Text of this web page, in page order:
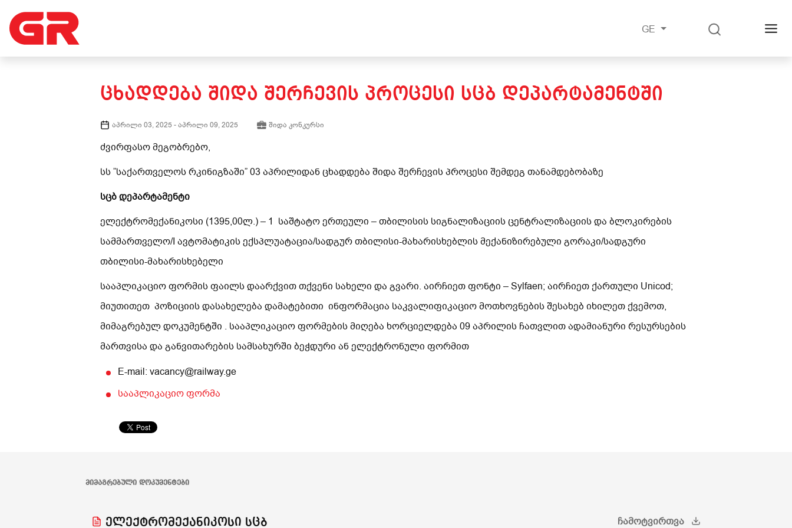
GE
ᲪᲮᲐᲓᲓᲔᲑᲐ ᲨᲘᲓᲐ ᲨᲔᲠᲩᲔᲕᲘᲡ ᲞᲠᲝᲪᲔᲡᲘ ᲡᲪᲑ ᲓᲔᲞᲐᲠᲢᲐᲛᲔᲜᲢᲨᲘ
აპრილი 03, 2025 -აპრილი 09, 2025 შიდა კონკურსი
ძვირფასო მეგობრებო,
სს ”საქართველოს რკინიგზაში” 03 აპრილიდან ცხადდება შიდა შერჩევის პროცესი შემდეგ თანამდებობაზე
სცბ დეპარტამენტი
ელექტრომექანიკოსი (1395,00ლ.) – 1 საშტატო ერთეული – თბილისის სიგნალიზაციის ცენტრალიზაციის და ბლოკირების
სამმართველო/I ავტომატიკის ექსპლუატაცია/სადგურ თბილისი-მახარისხებლის მექანიზირებული გორაკი/სადგური
თბილისი-მახარისხებელი
სააპლიკაციო ფორმის ფაილს დაარქვით თქვენი სახელი და გვარი. აირჩიეთ ფონტი – Sylfaen; აირჩიეთ ქართული Unicod;
მიუთითეთ პოზიციის დასახელება დამატებითი ინფორმაცია საკვალიფიკაციო მოთხოვნების შესახებ იხილეთ ქვემოთ,
მიმაგრებულ დოკუმენტში . სააპლიკაციო ფორმების მიღება ხორციელდება 09 აპრილის ჩათვლით ადამიანური რესურსების
მართვისა და განვითარების სამსახურში ბეჭდური ან ელექტრონული ფორმით
E-mail: vacancy@railway.ge
სააპლიკაციო ფორმა
ᲛᲘᲛᲐᲒᲠᲔᲑᲣᲚᲘ ᲓᲝᲙᲣᲛᲔᲜᲢᲔᲑᲘ
ელექტრომექანიკოსი სცბ ᲩᲐᲛᲝᲢᲕᲘᲠᲗᲕᲐ